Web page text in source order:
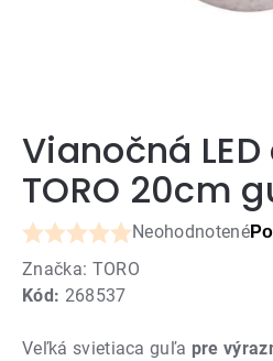
Vianočná
TORO 20cm
Kód: 268537
Priemerné
hodnotenie
produktu
0,0
Neohodnotené
Značka: TORO
Veľká svietiaca guľa pre